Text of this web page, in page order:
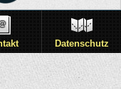
Datenschutz